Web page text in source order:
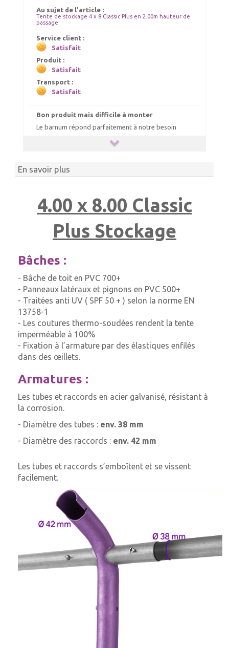
Chauffage tonnelle, chauffage
barnum 10kW
140.00 € TTC livré
Ajout panier
Au sujet de l'article :
Tente de stockage 4 x 8 Classic Plus en 2.00m hauteur de
passage
Service client :
Satisfait
Produit :
Satisfait
Transport :
Satisfait
Bon produit mais difficile à monter
Le barnum répond parfaitement à notre besoin
En savoir plus
4.00 x 8.00 Classic
Plus Stockage
Bâches :
- Bâche de toit en PVC 700+
- Panneaux latéraux et pignons en PVC 500+
- Traitées anti UV ( SPF 50 + ) selon la norme EN
13758-1
- Les coutures thermo-soudées rendent la tente
imperméable à 100%
- Fixation à l’armature par des élastiques enfilés
dans des œillets.
Armatures :
Les tubes et raccords en acier galvanisé, résistant à
la corrosion.
- Diamètre des tubes : env. 38 mm
- Diamètre des raccords : env. 42 mm
Les tubes et raccords s’emboîtent et se vissent
facilement.